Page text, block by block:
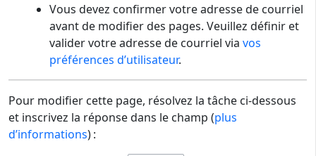
Vous devez confirmer votre adresse de courriel
avant de modifier des pages. Veuillez définir et
valider votre adresse de courriel via vos
préférences d’utilisateur.
Pour modifier cette page, résolvez la tâche ci-dessous
et inscrivez la réponse dans le champ (plus
d’informations) :